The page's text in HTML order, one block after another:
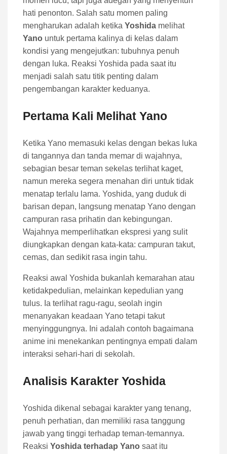
hati penonton. Salah satu momen paling
mengharukan adalah ketika Yoshida melihat
Yano untuk pertama kalinya di kelas dalam
kondisi yang mengejutkan: tubuhnya penuh
dengan luka. Reaksi Yoshida pada saat itu
menjadi salah satu titik penting dalam
pengembangan karakter keduanya.
Pertama Kali Melihat Yano
Ketika Yano memasuki kelas dengan bekas luka
di tangannya dan tanda memar di wajahnya,
sebagian besar teman sekelas terlihat kaget,
namun mereka segera menahan diri untuk tidak
menatap terlalu lama. Yoshida, yang duduk di
barisan depan, langsung menatap Yano dengan
campuran rasa prihatin dan kebingungan.
Wajahnya memperlihatkan ekspresi yang sulit
diungkapkan dengan kata-kata: campuran takut,
cemas, dan sedikit rasa ingin tahu.
Reaksi awal Yoshida bukanlah kemarahan atau
ketidakpedulian, melainkan kepedulian yang
tulus. Ia terlihat ragu-ragu, seolah ingin
menanyakan keadaan Yano tetapi takut
menyinggungnya. Ini adalah contoh bagaimana
anime ini menekankan pentingnya empati dalam
interaksi sehari-hari di sekolah.
Analisis Karakter Yoshida
Yoshida dikenal sebagai karakter yang tenang,
penuh perhatian, dan memiliki rasa tanggung
jawab yang tinggi terhadap teman-temannya.
Reaksi Yoshida terhadap Yano saat itu